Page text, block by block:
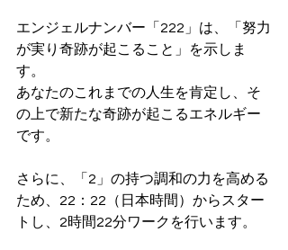
エンジェルナンバー「222」は、「努力
が実り奇跡が起こること」を示しま
す。
あなたのこれまでの人生を肯定し、そ
の上で新たな奇跡が起こるエネルギー
です。
さらに、「2」の持つ調和の力を高める
ため、22：22（日本時間）からスター
トし、2時間22分ワークを行います。